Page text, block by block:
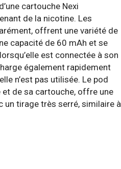
cartouche Nexi
de la nicotine. Les
offrent une variété de
capacité de 60 mAh et se
est connectée à son
également rapidement
n’est pas utilisée. Le pod
de sa cartouche, offre une
un tirage très serré, similaire à